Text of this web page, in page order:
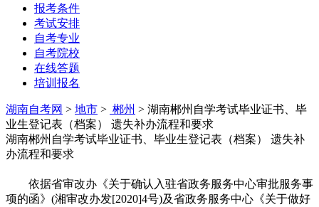
报考条件
考试安排
自考专业
自考院校
在线答题
培训报名
湖南自考网 > 地市 > 郴州 > 湖南郴州自学考试毕业证书、毕
业生登记表（档案） 遗失补办流程和要求
湖南郴州自学考试毕业证书、毕业生登记表（档案） 遗失补
办流程和要求
依据省审改办《关于确认入驻省政务服务中心审批服务事
项的函》(湘审改办发[2020]4号)及省政务服务中心《关于做好